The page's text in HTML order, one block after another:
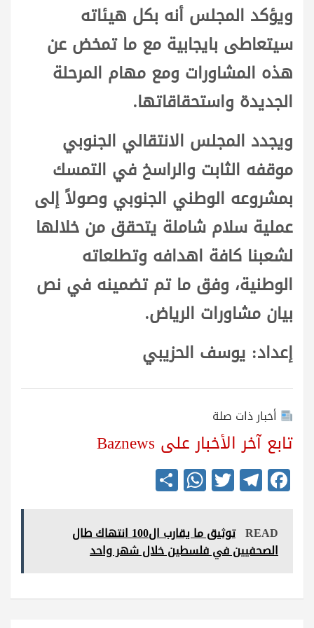
ويؤكد المجلس أنه بكل هيئاته
سيتعاطى بايجابية مع ما تمخض عن
هذه المشاورات ومع مهام المرحلة
الجديدة واستحقاقاتها.
ويجدد المجلس الانتقالي الجنوبي
موقفه الثابت والراسخ في التمسك
بمشروعه الوطني الجنوبي وصولاً إلى
عملية سلام شاملة يتحقق من خلالها
لشعبنا كافة اهدافه وتطلعاته
الوطنية، وفق ما تم تضمينه في نص
بيان مشاورات الرياض.
إعداد: يوسف الحزيبي
أخبار ذات صلة
تابع آخر الأخبار على Baznews
Fa
ce
bo
ok
Te
le
gr
a
m
T
wi
tte
r
W
ha
ts
A
pp
re READ
توثيق ما يقارب ال100 انتهاك طال
الصحفيين في فلسطين خلال شهر واحد